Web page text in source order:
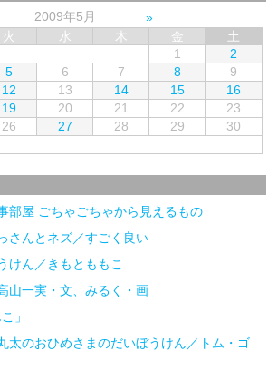
2009年5月
火 水 木 金
土
1
2
5 6 7 8
9
12 13 14 15
16
19 20 21 22
23
26 27 28 29
30
部屋 ごちゃごちゃから見えるもの
さんとネズ／すごく良い
けん／きもとももこ
山一実・文、みるく・画
」
太のおひめさまのだいぼうけん／トム・ゴ